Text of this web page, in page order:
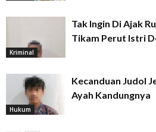
Kriminal
Tak Ingin Di Ajak
Tikam Perut Istri
Hukum
Kecanduan Judol
Ayah Kandungnya